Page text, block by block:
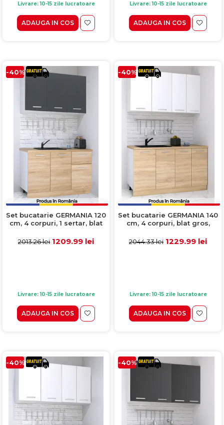
Livrare: 10-15 zile lucratoare
ADAUGA IN COS
Livrare: 10-15 zile lucratoare
ADAUGA IN COS
-40%
Set bucatarie GERMANIA 120
cm, 4 corpuri, 1 sertar, blat
2013.26 lei 1209.99 lei
Livrare: 10-15 zile lucratoare
ADAUGA IN COS
-40%
Set bucatarie GERMANIA 140
cm, 4 corpuri, blat gros,
2044.33 lei 1229.99 lei
Livrare: 10-15 zile lucratoare
ADAUGA IN COS
-40% -40%